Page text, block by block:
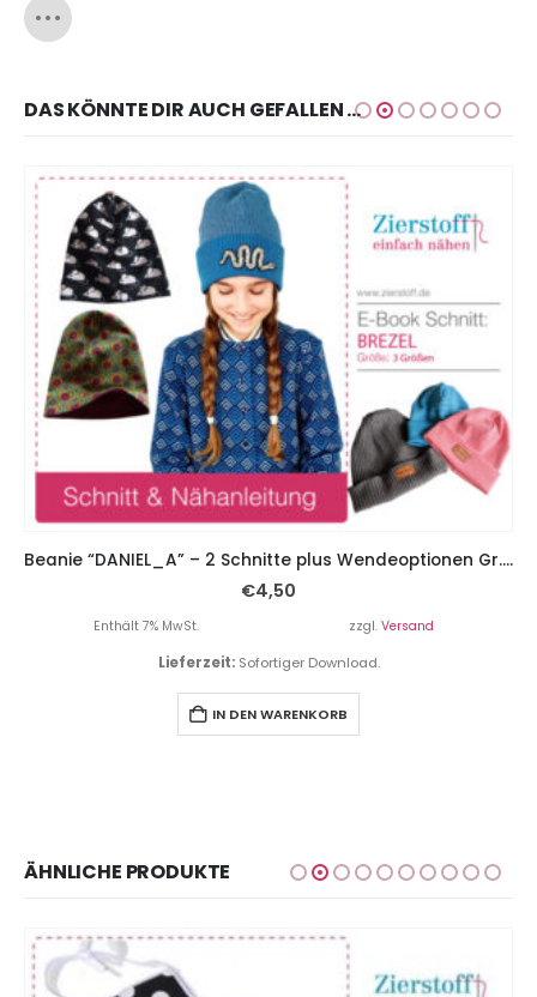
DAS KÖNNTE DIR AUCH GEFALLEN …
Beanie “DANIEL_A” – 2 Schnitte plus Wendeoptionen Gr. 45 – 57
€4,50
Enthält 7% MwSt. zzgl. Versand
Lieferzeit:Sofortiger Download.
IN DEN WARENKORB
ÄHNLICHE PRODUKTE